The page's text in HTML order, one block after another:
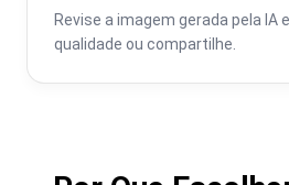
Revise a imagem gerada pela IA
qualidade ou compartilhe.